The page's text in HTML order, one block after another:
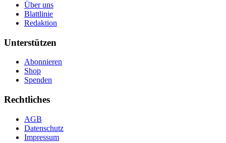
Über uns
Blattlinie
Redaktion
Unterstützen
Abonnieren
Shop
Spenden
Rechtliches
AGB
Datenschutz
Impressum